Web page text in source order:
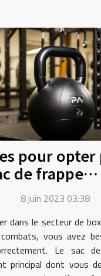
pour
de frappe
8 juin 2023 03:38
dans le secteur de
vous avez
Le sac
principal dont vous